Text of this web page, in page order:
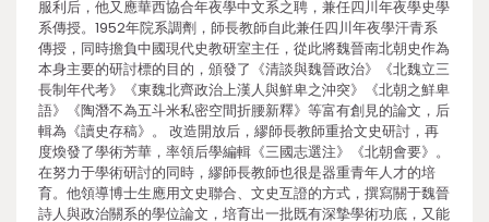
服利后，他又應華西協合年夜學中文系之聘，兼任四川年夜學史學
系傳授。1952年院系調劑，師長教師自此兼任四川年夜學汗青系
傳授，同時擔負中國現代史教研室主任，從此將魏晉南北朝史作為
本身主要的研討標的目的，頒發了《清談與魏晉政治》《北魏立三
長制年代考》《東魏北齊政治上漢人與鮮卑之沖突》《北朝之鮮卑
語》《陶潛不為五斗米私密空間折腰新釋》等富有創見的論文，后
輯為《讀史存稿》。 改造開放后，繆師長教師重拾文史研討，再
度煥發了學術芳華，率領后學編輯《三國志選注》《北朝會要》。
在努力于學術研討的同時，繆師長教師也很是器重青年人才的培
育。他領導博士生應用文史聯合、文史互證的方式，撰寫關于魏晉
詩人與政治關系的學位論文，培育出一批既有深摯學術功底，又能